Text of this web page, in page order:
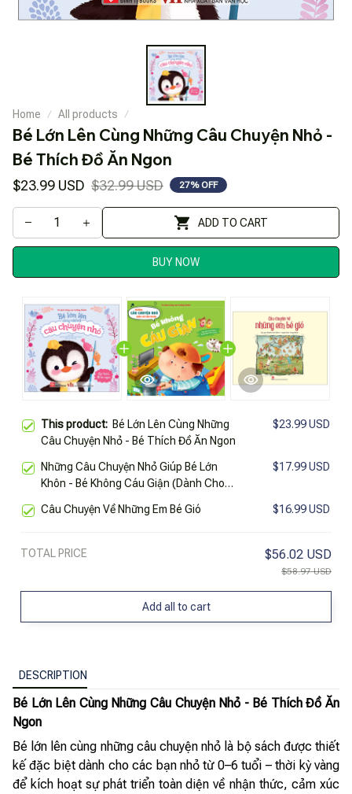
Home All products
Bé Lớn Lên Cùng Những Câu Chuyện Nhỏ -
Bé Thích Đồ Ăn Ngon
$23.99 USD $32.99 USD 27% OFF
ADD TO CART
BUY NOW
This product: Bé Lớn Lên Cùng Những
Câu Chuyện Nhỏ - Bé Thích Đồ Ăn Ngon
$23.99 USD
Những Câu Chuyện Nhỏ Giúp Bé Lớn
Khôn - Bé Không Cáu Giận (Dành Cho
$17.99 USD
Câu Chuyện Về Những Em Bé Gió $16.99 USD
TOTAL PRICE $56.02 USD
$58.97 USD
Add all to cart
DESCRIPTION
Bé Lớn Lên Cùng Những Câu Chuyện Nhỏ - Bé Thích Đồ Ăn
Ngon
Bé lớn lên cùng những câu chuyện nhỏ là bộ sách được thiết
kế đặc biệt dành cho các bạn nhỏ từ 0–6 tuổi – thời kỳ vàng
để kích hoạt sự phát triển toàn diện về nhận thức, cảm xúc